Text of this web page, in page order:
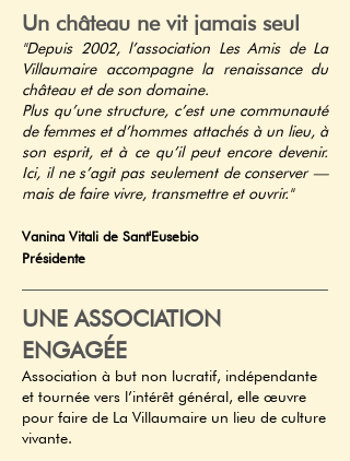
Un château ne vit jamais seul
"Depuis 2002, l’association Les Amis de La
Villaumaire accompagne la renaissance du
château et de son domaine.
Plus qu’une structure, c’est une communauté
de femmes et d’hommes attachés à un lieu, à
son esprit, et à ce qu’il peut encore devenir.
Ici, il ne s’agit pas seulement de conserver —
mais de faire vivre, transmettre et ouvrir."
Vanina Vitali de Sant'Eusebio
Présidente
UNE ASSOCIATION
ENGAGÉE
Association à but non lucratif, indépendante
et tournée vers l’intérêt général, elle œuvre
pour faire de La Villaumaire un lieu de culture
vivante.